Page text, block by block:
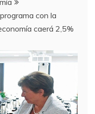
con la
caerá 2,5%